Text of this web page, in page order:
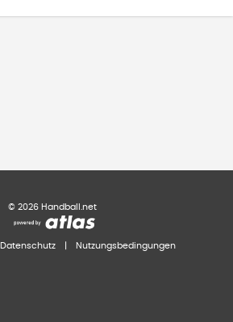
© 2026 Handball.net
Datenschutz Nutzungsbedingungen